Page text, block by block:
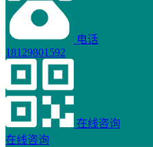
电话
18129801592
在线咨询
在线咨询